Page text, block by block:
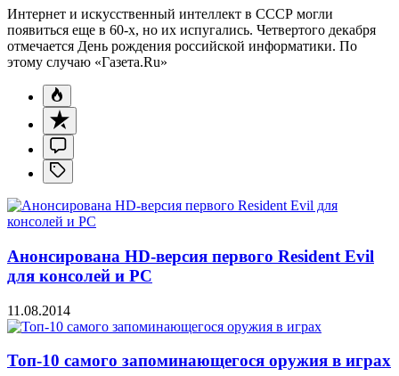
Интернет и искусственный интеллект в СССР могли
появиться еще в 60-х, но их испугались. Четвертого декабря
отмечается День рождения российской информатики. По
этому случаю «Газета.Ru»
Анонсирована HD-версия первого Resident Evil
для консолей и PC
11.08.2014
Топ-10 самого запоминающегося оружия в играх